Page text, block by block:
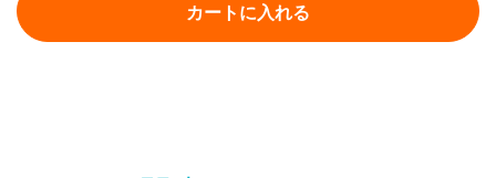
カートに入れる